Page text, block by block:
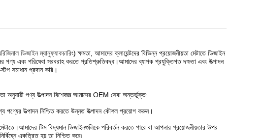
ডিজাইন ম্যানুফ্যাকচারিং) ক্ষমতা, আমাদের ক্লায়েন্টদের বিভিন্ন প্রয়োজনীয়তা মেটাতে ডিজাইন
পণ্য এবং পরিষেবা সরবরাহ করতে প্রতিশ্রুতিবদ্ধ।আমাদের ব্যাপক প্রযুক্তিগত দক্ষতা এবং উত্পাদন
সমাধান প্রদান করি।
অনুযায়ী পণ্য উত্পাদন বিশেষজ্ঞ.আমাদের OEM সেবা অন্তর্ভুক্ত:
পণ্যের উত্পাদন নিশ্চিত করতে উন্নত উত্পাদন কৌশল প্রয়োগ করুন।
মেটাতে।আমাদের টিম বিদ্যমান ডিজাইনগুলিকে পরিবর্তন করতে পারে বা আপনার প্রয়োজনীয়তার উপর
একত্রিত হয় তা নিশ্চিত করে৷